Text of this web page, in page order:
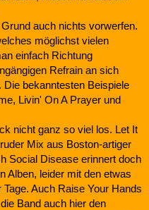
auch nichts vorwerfen.
möglichst vielen
einfach Richtung
Refrain an sich
bekanntesten Beispiele
Livin' On A Prayer und
nicht ganz so viel los. Let It
Mix aus Boston-artiger
Social Disease erinnert doch
Alben, leider mit den etwas
Auch Raise Your Hands
Band auch hier den